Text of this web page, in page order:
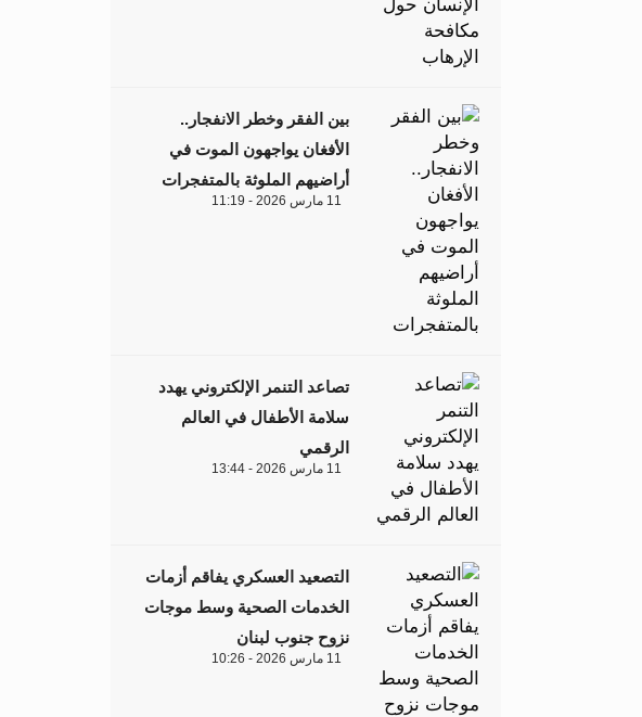
بين الفقر وخطر الانفجار..
الأفغان يواجهون الموت في
أراضيهم الملوثة بالمتفجرات
11 مارس 2026 - 11:19
تصاعد التنمر الإلكتروني يهدد
سلامة الأطفال في العالم
الرقمي
11 مارس 2026 - 13:44
التصعيد العسكري يفاقم أزمات
الخدمات الصحية وسط موجات
نزوح جنوب لبنان
11 مارس 2026 - 10:26